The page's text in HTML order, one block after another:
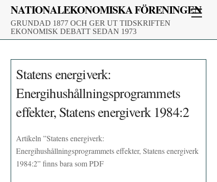
Skip
content
NATIONALEKONOMISKA FÖRENINGEN
GRUNDAD 1877 OCH GER UT TIDSKRIFTEN
EKONOMISK DEBATT SEDAN 1973
Statens energiverk:
Energihushållningsprogrammets
effekter, Statens energiverk 1984:2
Artikeln ”Statens energiverk:
Energihushållningsprogrammets effekter, Statens energiverk
1984:2” finns bara som PDF